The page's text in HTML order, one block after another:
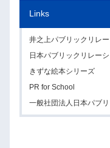
Links
井之上パブリックリレ
日本パブリックリレー
きずな絵本シリーズ
PR for School
一般社団法人日本パブ